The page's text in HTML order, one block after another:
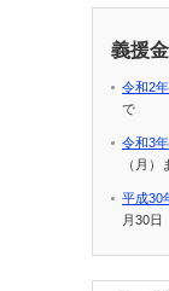
義援
令和2
で
令和3
（月）
平成30
月30日